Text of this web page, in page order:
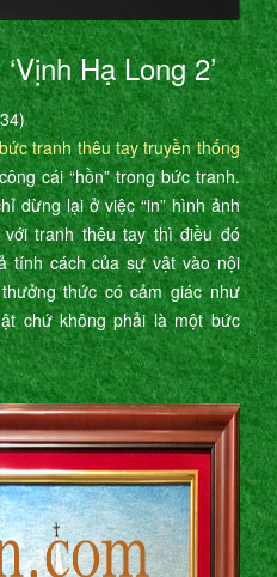
Hạ Long 2’
tranh thêu tay truyền thống
cái “hồn” trong bức tranh.
dừng lại ở việc “in” hình ảnh
tranh thêu tay thì điều đó
tính cách của sự vật vào nội
thức có cảm giác như
chứ không phải là một bức